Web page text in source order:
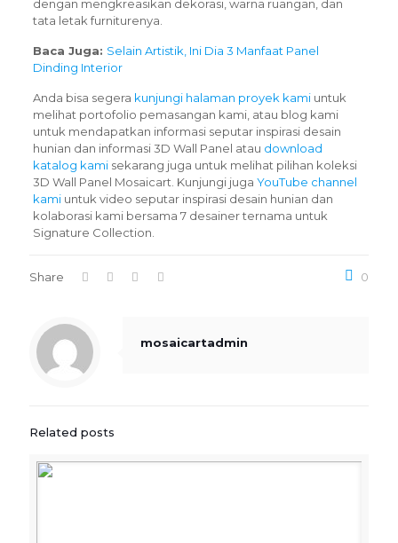
dengan mengkreasikan dekorasi, warna ruangan, dan
tata letak furniturenya.
Baca Juga: Selain Artistik, Ini Dia 3 Manfaat Panel
Dinding Interior
Anda bisa segera kunjungi halaman proyek kamiuntuk
melihat portofolio pemasangan kami, atau blog kami
untuk mendapatkan informasi seputar inspirasi desain
hunian dan informasi 3D Wall Panel atau download
katalog kamisekarang juga untuk melihat pilihan koleksi
3D Wall Panel Mosaicart. Kunjungi juga YouTube channel
kamiuntuk video seputar inspirasi desain hunian dan
kolaborasi kami bersama 7 desainer ternama untuk
Signature Collection.
Share 0
mosaicartadmin
Related posts